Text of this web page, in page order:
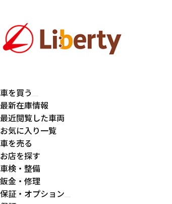
車を買う
最新在庫情報
最近閲覧した車両
お気に入り一覧
車を売る
お店を探す
車検・整備
鈑金・修理
保証・オプション